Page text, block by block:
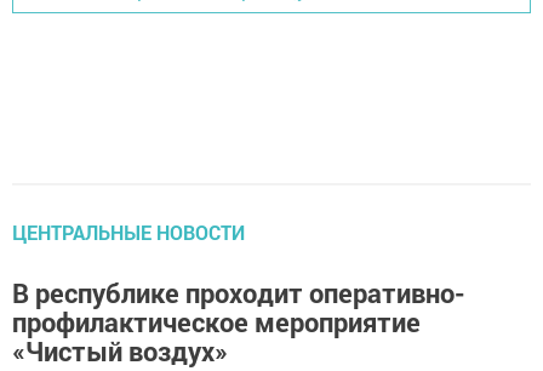
ЦЕНТРАЛЬНЫЕ НОВОСТИ
В республике проходит оперативно-
профилактическое мероприятие
«Чистый воздух»